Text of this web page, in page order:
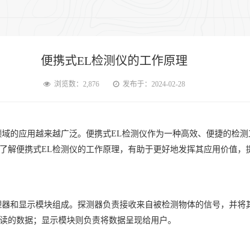
便携式EL检测仪的工作原理
浏览数：2,876 发布于：2024-02-28
的应用越来越广泛。便携式EL检测仪作为一种高效、便捷的检
解便携式EL检测仪的工作原理，有助于更好地发挥其应用价值，
和显示模块组成。探测器负责接收来自被检测物体的信号，并
的数据；显示模块则负责将数据呈现给用户。